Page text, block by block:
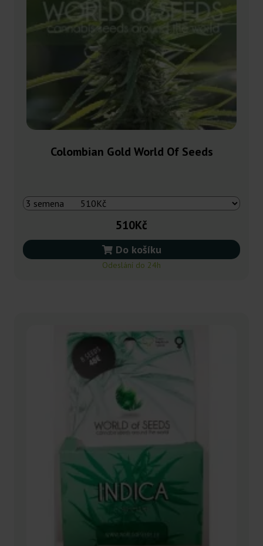
Colombian Gold World Of Seeds
510Kč
Do košíku
Odeslání do 24h